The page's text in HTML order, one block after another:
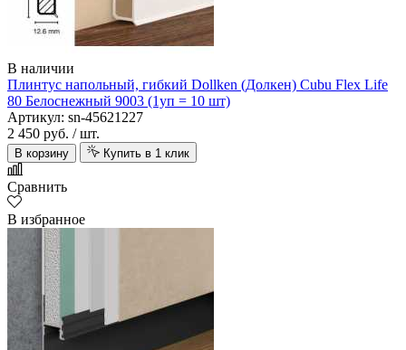
В наличии
Плинтус напольный, гибкий Dollken (Долкен) Cubu Flex Life
80 Белоснежный 9003 (1уп = 10 шт)
Артикул: sn-45621227
2 450 руб. / шт.
В корзину Купить в 1 клик
Сравнить
В избранное